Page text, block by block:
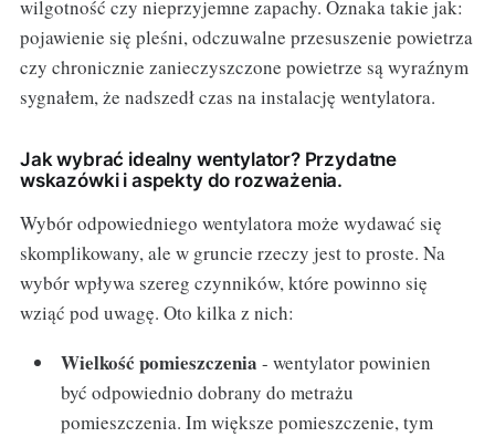
wilgotność czy nieprzyjemne zapachy. Oznaka takie jak:
pojawienie się pleśni, odczuwalne przesuszenie powietrza
czy chronicznie zanieczyszczone powietrze są wyraźnym
sygnałem, że nadszedł czas na instalację wentylatora.
Jak wybrać idealny wentylator? Przydatne
wskazówki i aspekty do rozważenia.
Wybór odpowiedniego wentylatora może wydawać się
skomplikowany, ale w gruncie rzeczy jest to proste. Na
wybór wpływa szereg czynników, które powinno się
wziąć pod uwagę. Oto kilka z nich:
Wielkość pomieszczenia - wentylator powinien
być odpowiednio dobrany do metrażu
pomieszczenia. Im większe pomieszczenie, tym